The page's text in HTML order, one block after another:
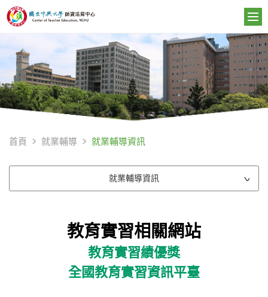
首頁 就業輔導 就業輔導資訊
就業輔導資訊
教育實習相關網站
教育實習績優獎
全國教育實習資訊平臺